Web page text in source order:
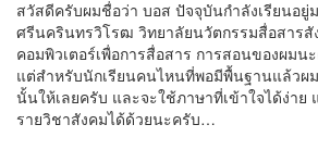
สวัสดีครับผมชื่อว่า บอส ปัจจุบันกำลังเรียนอยู่
ศรีนครินทรวิโรฒ วิทยาลัยนวัตกรรมสื่อสารสั
คอมพิวเตอร์เพื่อการสื่อสาร การสอนของผมน
แต่สำหรับนักเรียนคนไหนที่พอมีพื้นฐานแล้วผ
นั้นให้เลยครับ และจะใช้ภาษาที่เข้าใจได้ง่าย
รายวิชาสังคมได้ด้วยนะครับ…